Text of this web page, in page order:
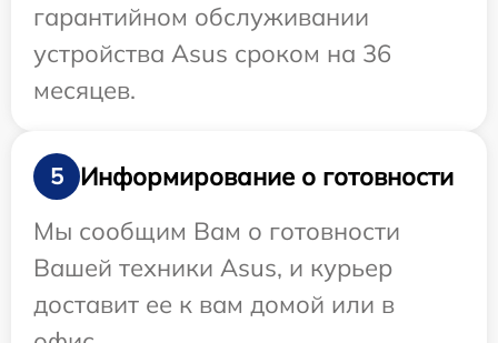
гарантийном обслуживании
устройства Asus сроком на 36
месяцев.
5
Информирование о готовности
Мы сообщим Вам о готовности
Вашей техники Asus, и курьер
доставит ее к вам домой или в